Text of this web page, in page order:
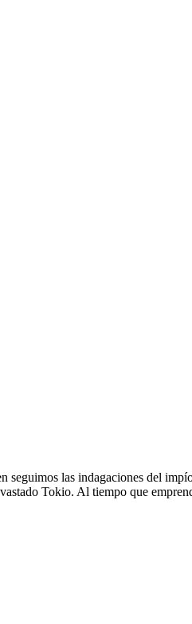
seguimos las indagaciones del
Tokio. Al tiempo que